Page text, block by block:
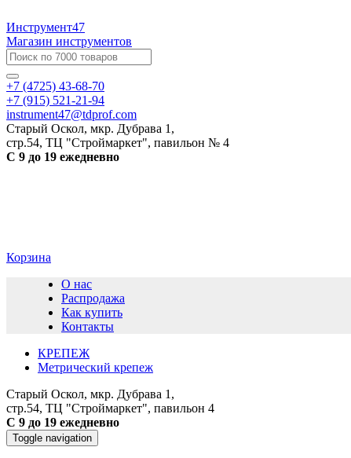
Инструмент47
Магазин инструментов
+7 (4725) 43-68-70
+7 (915) 521-21-94
instrument47@tdprof.com
Старый Оскол, мкр. Дубрава 1,
стр.54, ТЦ "Строймаркет", павильон № 4
С 9 до 19 ежедневно
Корзина
О нас
Распродажа
Как купить
Контакты
КРЕПЕЖ
Метрический крепеж
Старый Оскол, мкр. Дубрава 1,
стр.54, ТЦ "Строймаркет", павильон 4
С 9 до 19 ежедневно
Toggle navigation